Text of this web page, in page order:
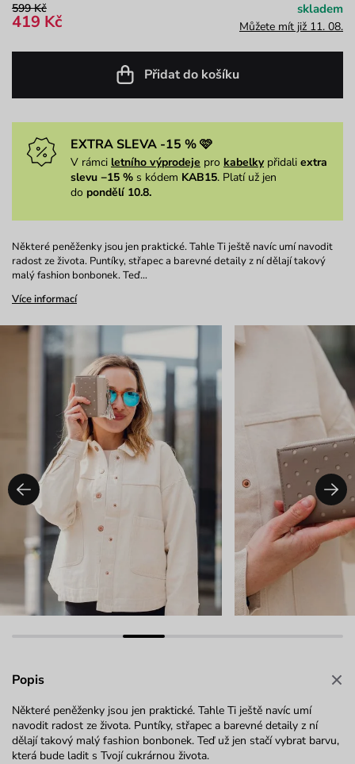
599 Kč
419 Kč
skladem
Můžete mít již 11. 08.
Přidat do košíku
EXTRA SLEVA -15 % 🩷
V rámci letního výprodeje pro kabelkypřidali extra
slevu −15 % s kódem KAB15. Platí už jen
do pondělí 10.8.
Některé peněženky jsou jen praktické. Tahle Ti ještě navíc umí navodit
radost ze života. Puntíky, střapec a barevné detaily z ní dělají takový
malý fashion bonbonek. Teď…
Více informací
Popis
Některé peněženky jsou jen praktické. Tahle Ti ještě navíc umí
navodit radost ze života. Puntíky, střapec a barevné detaily z ní
dělají takový malý fashion bonbonek. Teď už jen stačí vybrat barvu,
která bude ladit s Tvojí cukrárnou života.